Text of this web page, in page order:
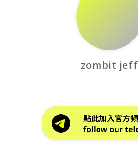
zombit jeff